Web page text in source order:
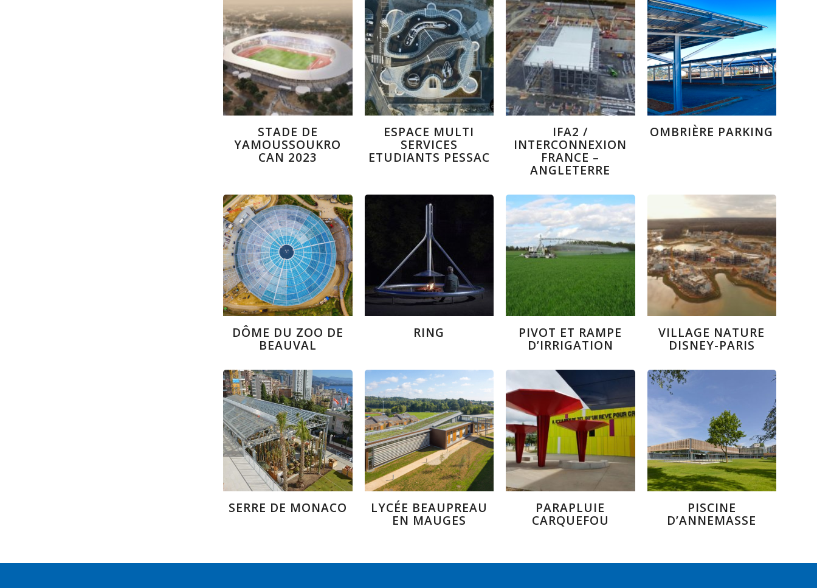
STADE DE
YAMOUSSOUKRO
CAN 2023
ESPACE MULTI
SERVICES
ETUDIANTS PESSAC
IFA2 /
INTERCONNEXION
FRANCE –
ANGLETERRE
OMBRIÈRE PARKING
DÔME DU ZOO DE
BEAUVAL
RING PIVOT ET RAMPE
D’IRRIGATION
VILLAGE NATURE
DISNEY-PARIS
SERRE DE MONACO LYCÉE BEAUPREAU
EN MAUGES
PARAPLUIE
CARQUEFOU
PISCINE
D’ANNEMASSE